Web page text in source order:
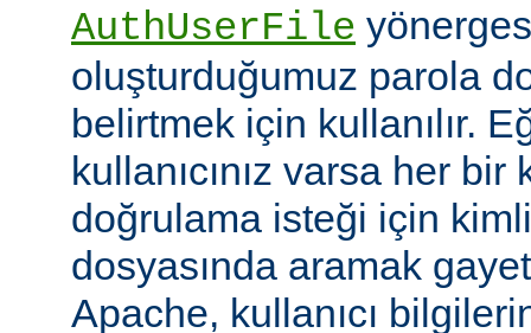
AuthUserFile
oluşturduğumuz parola
belirtmek için kullanılır.
kullanıcınız varsa her bir
doğrulama isteği için
dosyasında aramak
Apache, kullanıcı